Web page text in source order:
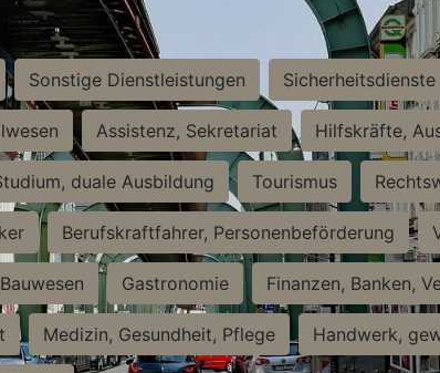
Sonstige Dienstleistungen Sicherheitsdienste
Assistenz, Sekretariat Hilfskräfte,
duale Ausbildung Tourismus
Berufskraftfahrer, Personenbeförderung
Gastronomie Finanzen, Banken,
Medizin, Gesundheit, Pflege Handwerk,